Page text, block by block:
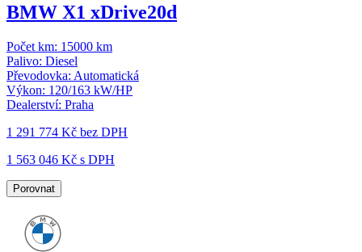
BMW X1 xDrive20d
Počet km: 15000 km
Palivo: Diesel
Převodovka: Automatická
Výkon: 120/163 kW/HP
Dealerství: Praha
1 291 774 Kč bez DPH
1 563 046 Kč s DPH
Porovnat